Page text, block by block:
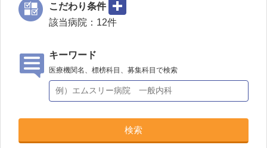
こだわり条件
該当病院： 12件
キーワード
医療機関名、標榜科目、募集科目で検索
検索